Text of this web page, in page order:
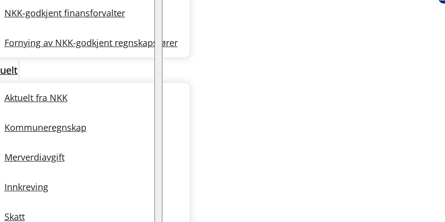
NKK-godkjent finansforvalter
Fornying av NKK-godkjent regnskapsfører
Aktuelt fra NKK
Kommuneregnskap
Merverdiavgift
Innkreving
Skatt